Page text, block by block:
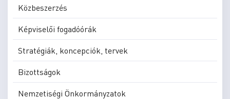
Közbeszerzés
Képviselői fogadóórák
Stratégiák, koncepciók, tervek
Bizottságok
Nemzetiségi Önkormányzatok